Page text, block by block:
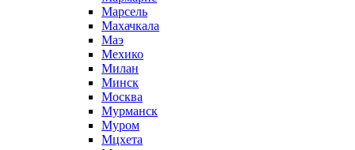
Марсель
Махачкала
Маэ
Мехико
Милан
Минск
Москва
Мурманск
Муром
Мцхета